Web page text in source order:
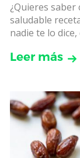
¿Quieres saber
saludable
nadie te lo
Leer más